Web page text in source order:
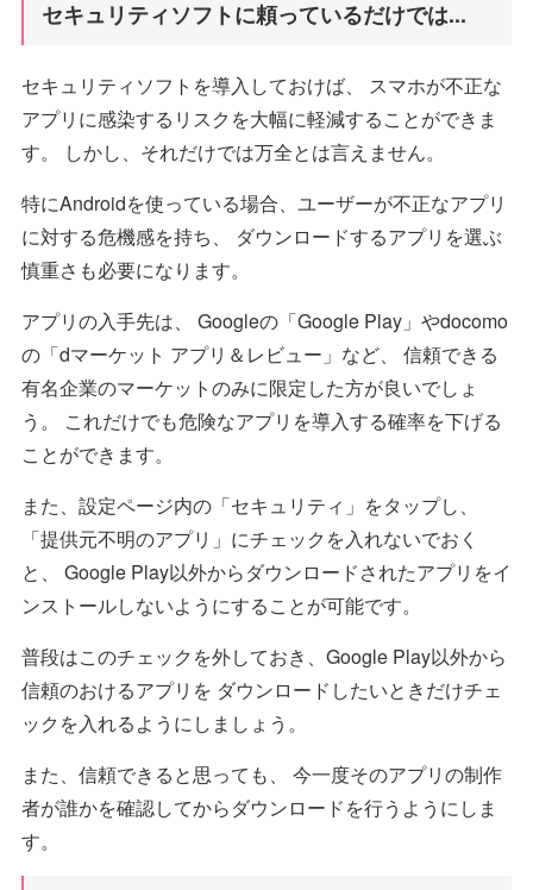
セキュリティソフトに頼っているだけでは...
セキュリティソフトを導入しておけば、 スマホが不正な
アプリに感染するリスクを大幅に軽減することができま
す。 しかし、それだけでは万全とは言えません。
特にAndroidを使っている場合、ユーザーが不正なアプリ
に対する危機感を持ち、 ダウンロードするアプリを選ぶ
慎重さも必要になります。
アプリの入手先は、 Googleの「Google Play」やdocomo
の「dマーケット アプリ＆レビュー」など、 信頼できる
有名企業のマーケットのみに限定した方が良いでしょ
う。 これだけでも危険なアプリを導入する確率を下げる
ことができます。
また、設定ページ内の「セキュリティ」をタップし、
「提供元不明のアプリ」にチェックを入れないでおく
と、 Google Play以外からダウンロードされたアプリをイ
ンストールしないようにすることが可能です。
普段はこのチェックを外しておき、Google Play以外から
信頼のおけるアプリを ダウンロードしたいときだけチェ
ックを入れるようにしましょう。
また、信頼できると思っても、 今一度そのアプリの制作
者が誰かを確認してからダウンロードを行うようにしま
す。